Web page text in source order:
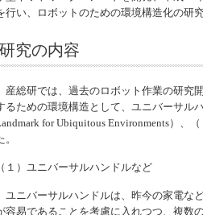
行い、ロボットのための環境構造化の研
研究の内容
産総研では、過去のロボット作業の研究
るための環境構造として、ユニバーサル
for Ubiquitous Environments）、
。
（１）ユニバーサルハンドルなど
ユニバーサルハンドルは、昨今の家電な
容易であることを考慮に入れつつ、複数